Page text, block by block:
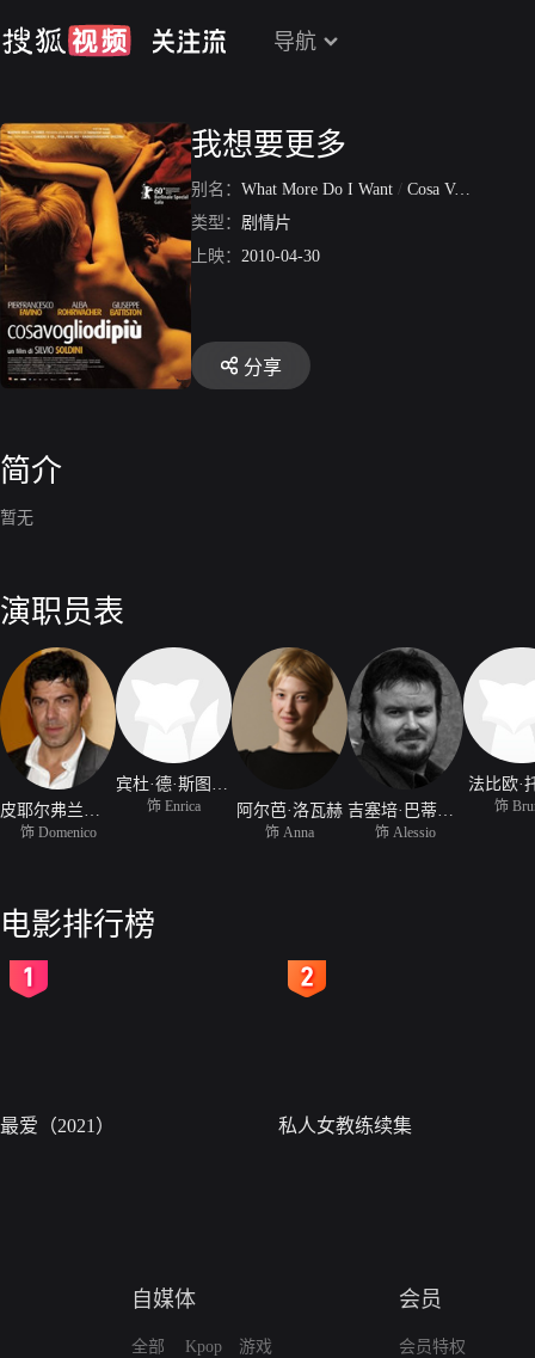
导航
我想要更多
别名： What More Do I Want / Cosa Voglio Di Più
类型： 剧情片
上映： 2010-04-30
分享
简介
暂无
演职员表
饰 Domenico
宾杜·德·斯图潘尼
饰 Enrica 阿尔芭·洛瓦赫
饰 Anna 饰 Alessio
法比欧·
饰
电影排行榜
最爱（2021） 私人女教练续集
自媒体
全部
Kpop
游戏
会员
会员特权